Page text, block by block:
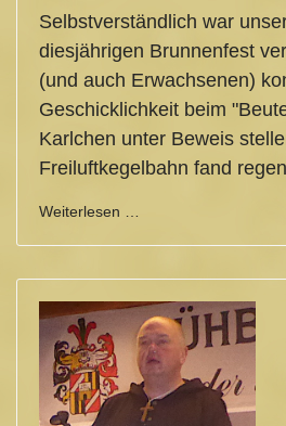
Selbstverständlich war
diesjährigen Brunnenfest
(und auch Erwachsenen)
Geschicklichkeit beim
Karlchen unter Beweis
Freiluftkegelbahn fand
Weiterlesen …